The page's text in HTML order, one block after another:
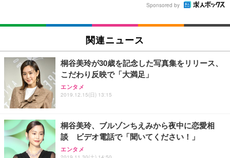
Sponsored by
関連ニュース
桐谷美玲が30歳を記念した写真集をリリース、
こだわり反映で「大満足」
エンタメ
2019.12.15(日) 13:15
桐谷美玲、ブルゾンちえみから夜中に恋愛相
談 ビデオ電話で「聞いてください！」
エンタメ